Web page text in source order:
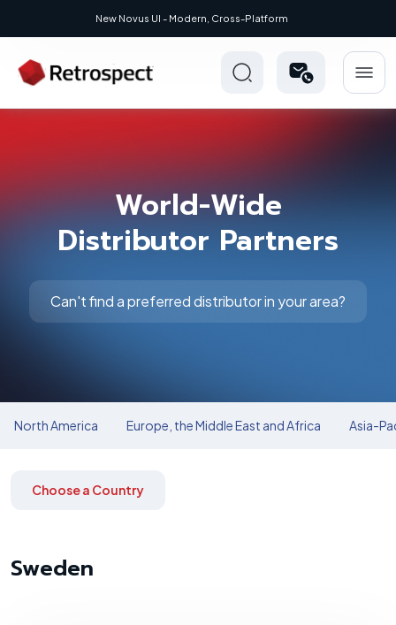
New Novus UI - Modern, Cross-Platform
World-Wide
Distributor Partners
Can't find a preferred distributor in your area?
North America Europe, the Middle East and Africa Asia-
Choose a Country
Sweden